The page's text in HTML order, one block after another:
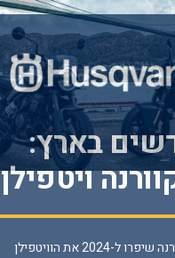
בארץ:
ויטפילן
401
בהוסקוורנה שיפרו ל-2024 את הוויטפילן